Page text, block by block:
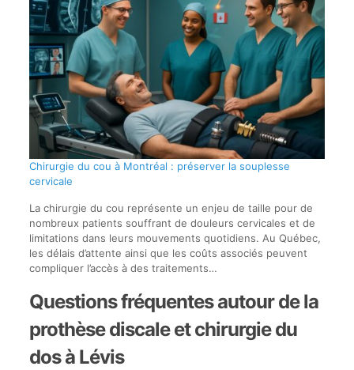
Chirurgie du cou à Montréal : préserver la souplesse
cervicale
La chirurgie du cou représente un enjeu de taille pour de
nombreux patients souffrant de douleurs cervicales et de
limitations dans leurs mouvements quotidiens. Au Québec,
les délais d’attente ainsi que les coûts associés peuvent
compliquer l’accès à des traitements…
Questions fréquentes autour de la
prothèse discale et chirurgie du
dos à Lévis